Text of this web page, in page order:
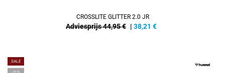
CROSSLITE GLITTER 2.0 JR
Adviesprijs 44,95 € | 38,21 €
SALE
-31%